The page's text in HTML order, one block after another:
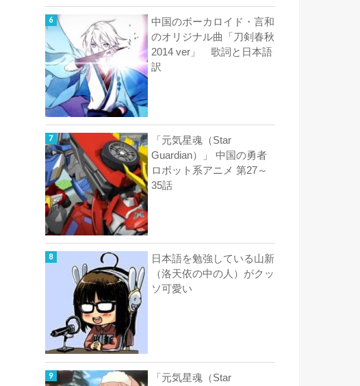
中国のボーカロイド・言和
のオリジナル曲「刀剣春秋
2014 ver」 歌詞と日本語
訳
「元気星魂（Star
Guardian）」 中国の勇者
ロボット系アニメ 第27～
35話
日本語を勉強している山新
（洛天依の中の人）がクッ
ソ可愛い
「元気星魂（Star